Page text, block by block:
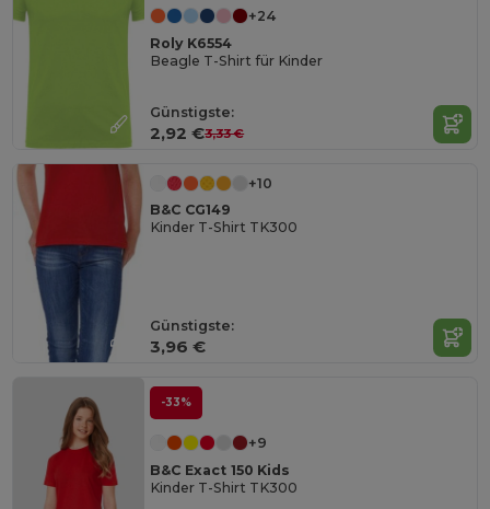
+24
Roly K6554
Beagle T-Shirt für Kinder
Günstigste:
2,92 €3,33 €
+10
B&C CG149
Kinder T-Shirt TK300
Günstigste:
3,96 €
-33%
+9
B&C Exact 150 Kids
Kinder T-Shirt TK300